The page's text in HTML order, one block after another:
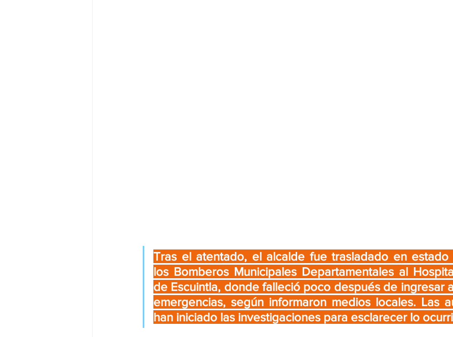
Tras el atentado, el alcalde fue trasladado en
los Bomberos Municipales Departamentales al
de Escuintla, donde falleció poco después de ingresar
emergencias, según informaron medios locales. Las
han iniciado las investigaciones para esclarecer lo